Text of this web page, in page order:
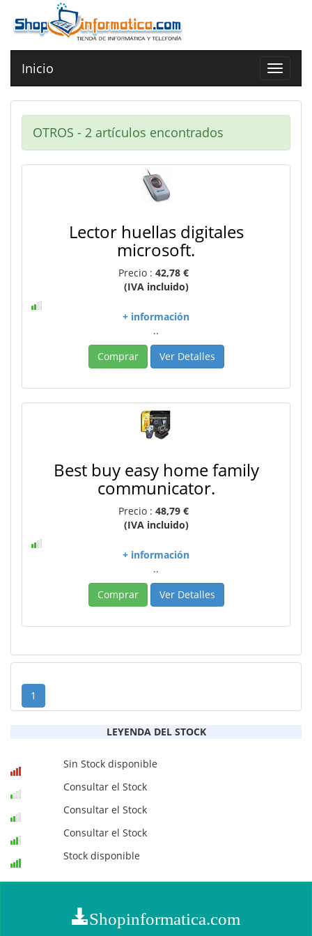
Toggle
Inicio
OTROS - 2 artículos encontrados
Lector huellas digitales
microsoft.
Precio : 42,78 €
(IVA incluido)
+ información
..
Comprar
Ver Detalles
Best buy easy home family
communicator.
Precio : 48,79 €
(IVA incluido)
+ información
..
Comprar
Ver Detalles
1
LEYENDA DEL STOCK
Sin Stock disponible
Consultar el Stock
Consultar el Stock
Consultar el Stock
Stock disponible
Shopinformatica.com